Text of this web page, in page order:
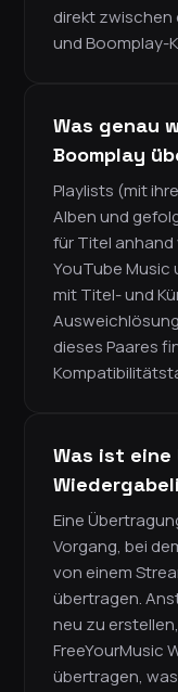
direkt zwischen
und Boomplay-
Was genau
Boomplay
Playlists (mit
Alben und
für Titel anhand
YouTube Music
mit Titel- und
dieses Paares
Was ist
Eine
Vorgang, bei
von einem
übertragen.
neu zu
FreeYourMusic
übertragen,